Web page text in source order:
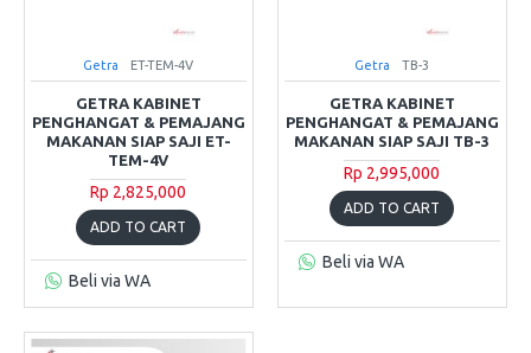
Getra ET-TEM-4V
GETRA KABINET
PENGHANGAT & PEMAJANG
MAKANAN SIAP SAJI ET-
TEM-4V
Rp 2,825,000
ADD TO CART
Beli via WA
Getra TB-3
GETRA KABINET
PENGHANGAT & PEMAJANG
MAKANAN SIAP SAJI TB-3
Rp 2,995,000
ADD TO CART
Beli via WA